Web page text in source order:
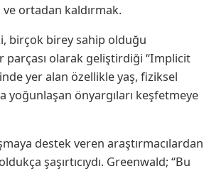
ortadan kaldırmak.
birçok birey sahip olduğu
parçası olarak geliştirdiği “Implicit
yer alan özellikle yaş, fiziksel
yoğunlaşan önyargıları keşfetmeye
destek veren araştırmacılardan
şaşırtıcıydı. Greenwald; “Bu